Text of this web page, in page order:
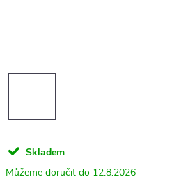
Skladem
12.8.2026